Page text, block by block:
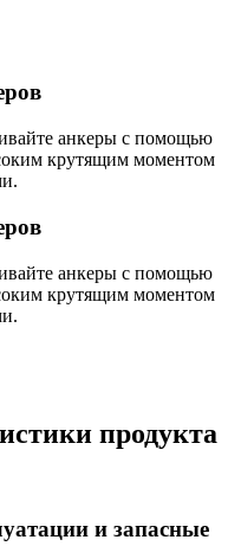
анкеры с помощью
крутящим моментом
анкеры с помощью
крутящим моментом
продукта
и запасные